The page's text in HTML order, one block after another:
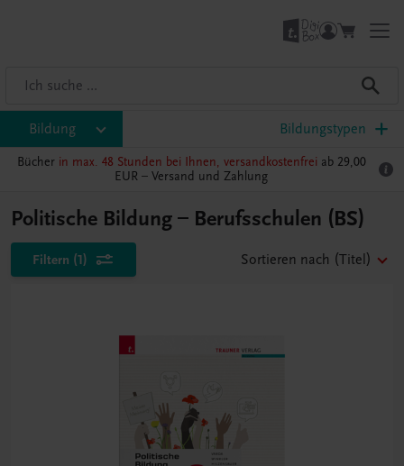
Bildung Bildungstypen
Bücher in max. 48 Stunden bei Ihnen, versandkostenfrei ab 29,00
EUR – Versand und Zahlung
Politische Bildung – Berufsschulen (BS)
Filtern (1) Sortieren nach (Titel)